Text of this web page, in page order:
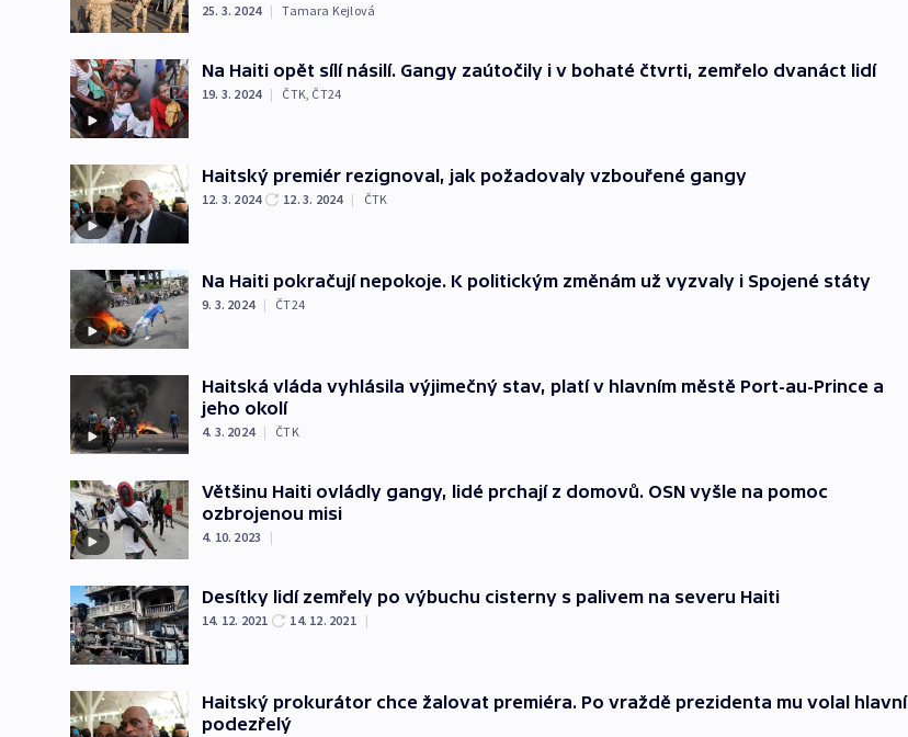
25. 3. 2024 | Tamara Kejlová
Na Haiti opět sílí násilí. Gangy zaútočily i v bohaté čtvrti, zemřelo dvanáct lidí
19. 3. 2024 | ČTK ČT24
Haitský premiér rezignoval, jak požadovaly vzbouřené gangy
12. 3. 2024 12. 3. 2024 | ČTK
Na Haiti pokračují nepokoje. K politickým změnám už vyzvaly i Spojené státy
9. 3. 2024 | ČT24
Haitská vláda vyhlásila výjimečný stav, platí v hlavním městě Port-au-Prince a
jeho okolí
4. 3. 2024 | ČTK
Většinu Haiti ovládly gangy, lidé prchají z domovů. OSN vyšle na pomoc
ozbrojenou misi
4. 10. 2023 |
Desítky lidí zemřely po výbuchu cisterny s palivem na severu Haiti
14. 12. 2021 14. 12. 2021 |
Haitský prokurátor chce žalovat premiéra. Po vraždě prezidenta mu volal hlavní
podezřelý